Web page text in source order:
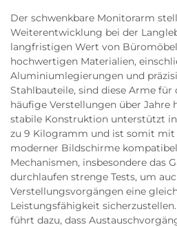
Der schwenkbare Monitorarm
Weiterentwicklung bei der
langfristigen Wert von
hochwertigen Materialien,
Aluminiumlegierungen und
Stahlbauteile, sind diese Arme
häufige Verstellungen über Jahre
stabile Konstruktion unterstützt
zu 9 Kilogramm und ist somit mit
moderner Bildschirme
Mechanismen, insbesondere das
durchlaufen strenge Tests, um
Verstellungsvorgängen eine
Leistungsfähigkeit
führt dazu, dass